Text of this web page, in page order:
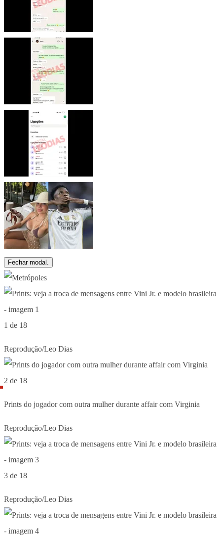
Fechar modal.
1 de 18
Reprodução/Leo Dias
2 de 18
Prints do jogador com outra mulher durante affair com Virginia
Reprodução/Leo Dias
3 de 18
Reprodução/Leo Dias